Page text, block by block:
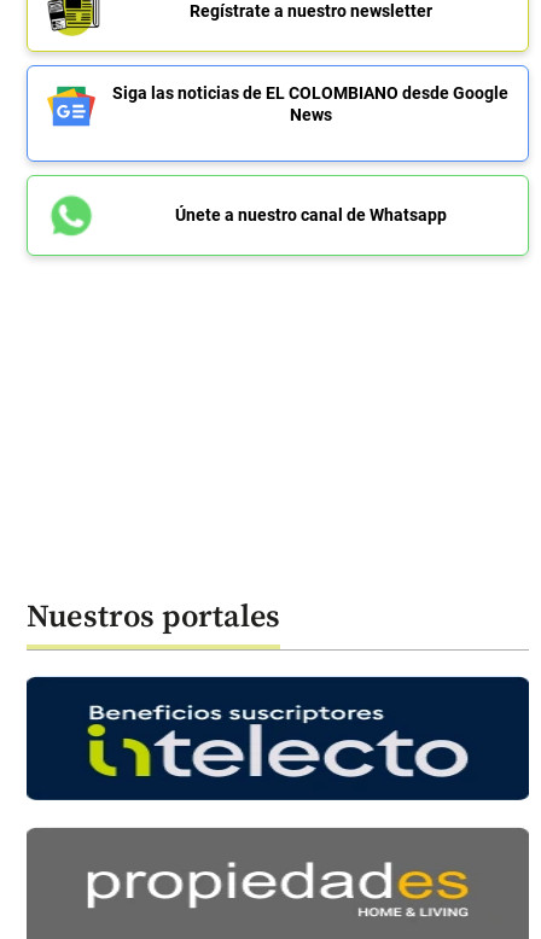
Regístrate a nuestro newsletter
Siga las noticias de EL COLOMBIANO desde Google
News
Únete a nuestro canal de Whatsapp
Nuestros portales